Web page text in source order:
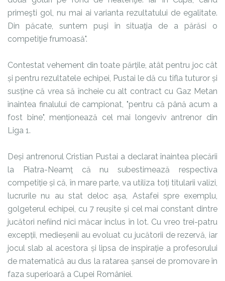
primeşti gol, nu mai ai varianta rezultatului de egalitate.
Din păcate, suntem puşi în situaţia de a părăsi o
competiţie frumoasă".
Contestat vehement din toate părțile, atât pentru joc cât
și pentru rezultatele echipei, Pustai le dă cu tifla tuturor și
susține că vrea să încheie cu alt contract cu Gaz Metan
înaintea finalului de campionat, "pentru că până acum a
fost bine", menționează cel mai longeviv antrenor din
Liga 1.
Deși antrenorul Cristian Pustai a declarat înaintea plecării
la Piatra-Neamț că nu subestimează respectiva
competiție și că, în mare parte, va utiliza toți titularii valizi,
lucrurile nu au stat deloc așa, Astafei spre exemplu,
golgeterul echipei, cu 7 reușite și cel mai constant dintre
jucători nefiind nici măcar inclus în lot. Cu vreo trei-patru
excepții, medieșenii au evoluat cu jucătorii de rezervă, iar
jocul slab al acestora și lipsa de inspirație a profesorului
de matematică au dus la ratarea șansei de promovare în
faza superioară a Cupei României.